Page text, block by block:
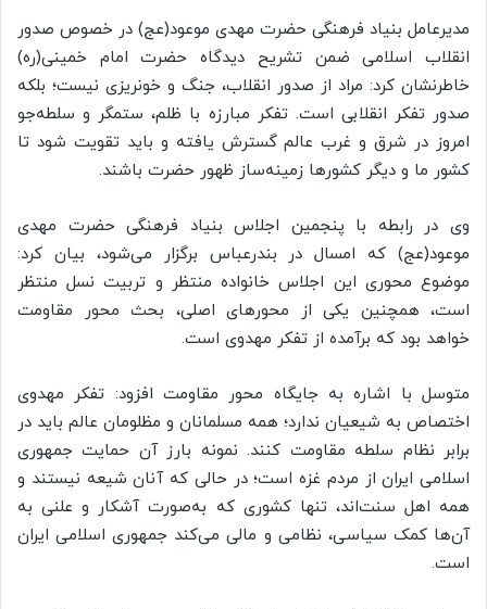
مدیرعامل بنیاد فرهنگی حضرت مهدی موعود(عج) در خصوص صدور
انقلاب اسلامی ضمن تشریح دیدگاه حضرت امام خمینی(ره)
خاطرنشان کرد: مراد از صدور انقلاب، جنگ و خونریزی نیست؛ بلکه
صدور تفکر انقلابی است. تفکر مبارزه با ظلم، ستمگر و سلطه‌جو
امروز در شرق و غرب عالم گسترش یافته و باید تقویت شود تا
کشور ما و دیگر کشورها زمینه‌ساز ظهور حضرت باشند.
وی در رابطه با پنجمین اجلاس بنیاد فرهنگی حضرت مهدی
موعود(عج) که امسال در بندرعباس برگزار می‌شود، بیان کرد:
موضوع محوری این اجلاس خانواده منتظر و تربیت نسل منتظر
است، همچنین یکی از محورهای اصلی، بحث محور مقاومت
خواهد بود که برآمده از تفکر مهدوی است.
متوسل با اشاره به جایگاه محور مقاومت افزود: تفکر مهدوی
اختصاص به شیعیان ندارد؛ همه مسلمانان و مظلومان عالم باید در
برابر نظام سلطه مقاومت کنند. نمونه بارز آن حمایت جمهوری
اسلامی ایران از مردم غزه است؛ در حالی که آنان شیعه نیستند و
همه اهل سنت‌اند، تنها کشوری که به‌صورت آشکار و علنی به
آن‌ها کمک سیاسی، نظامی و مالی می‌کند جمهوری اسلامی ایران
است.